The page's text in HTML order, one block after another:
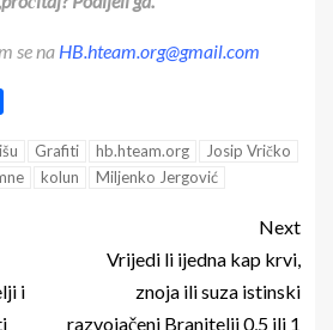
se na HB.hteam.org@gmail.com
Grafiti hb.hteam.org
Josip Vričko
kolun Miljenko Jergović
i
Next
Vrijedi li ijedna kap krvi,
znoja ili suza istinski
razvojačeni Branitelji 0,5 ili 1